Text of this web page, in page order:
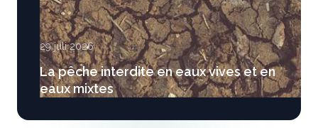
29 juli 2026
La pêche interdite en eaux vives et en
eaux mixtes